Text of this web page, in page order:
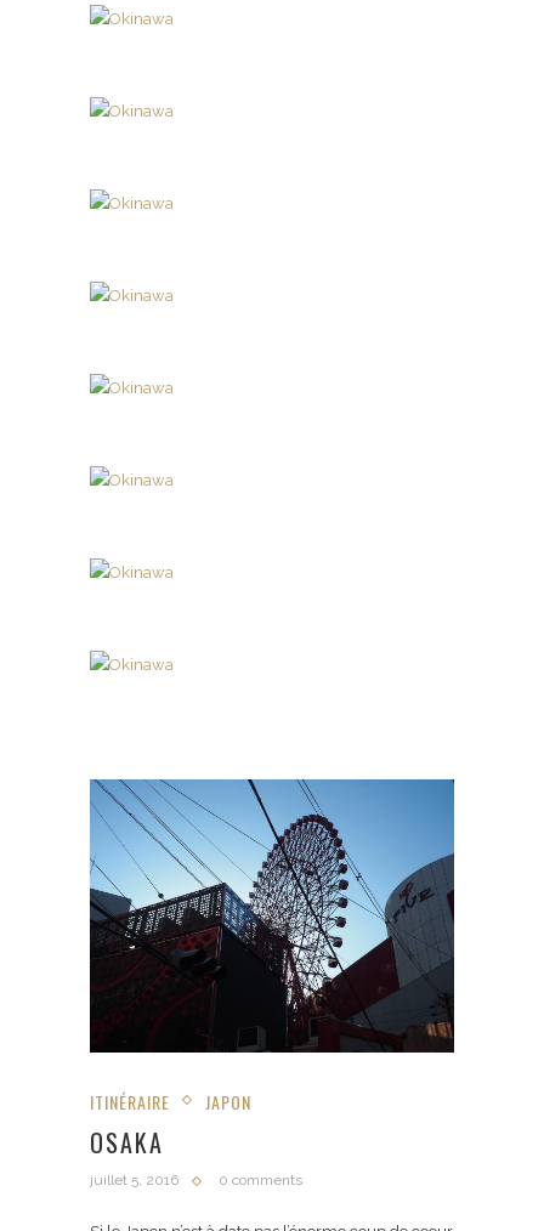
ITINÉRAIRE JAPON
OSAKA
juillet 5, 2016 0 comments